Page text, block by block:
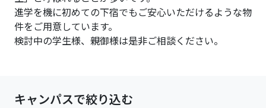
進学を機に初めての下宿でもご安心いただけるような物
件をご用意しています。
検討中の学生様、親御様は是非ご相談ください。
キャンパスで絞り込む